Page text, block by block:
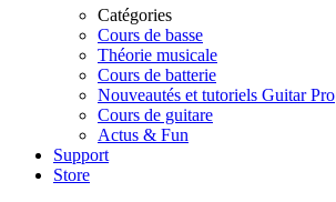
Catégories
Cours de basse
Théorie musicale
Cours de batterie
Nouveautés et tutoriels Guitar Pro
Cours de guitare
Actus & Fun
Support
Store